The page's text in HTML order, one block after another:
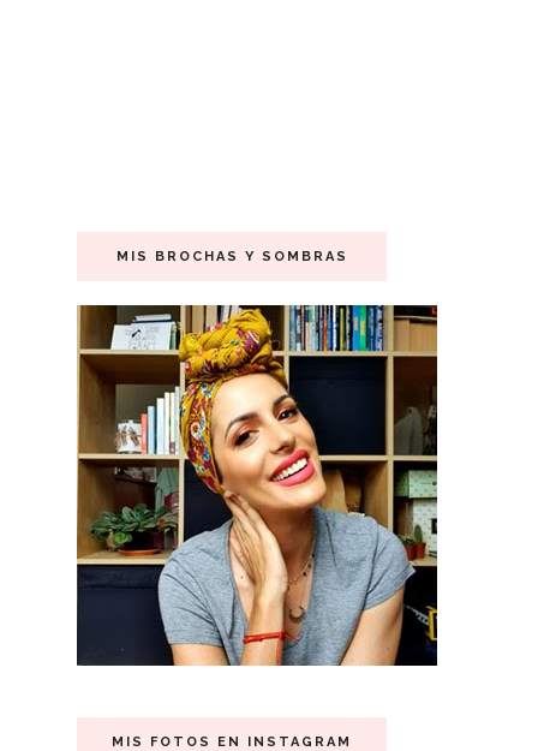
MIS BROCHAS Y SOMBRAS
MIS FOTOS EN INSTAGRAM